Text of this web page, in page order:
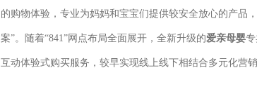
的购物体验，专业为妈妈和宝宝们提供较安全放心的产品
案”。随着“841”网点布局全面展开，全新升级的爱亲母婴
互动体验式购买服务，较早实现线上线下相结合多元化营